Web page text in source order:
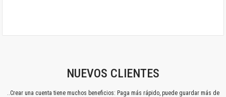
NUEVOS CLIENTES
..Crear una cuenta tiene muchos beneficios: Paga más rápido, puede guardar más de